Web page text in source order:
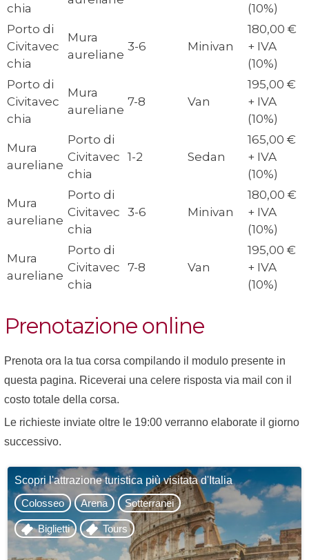
chia
(10%)
Porto di
Civitavec
chia
Mura
aureliane
3-6 Minivan
180,00 €
+ IVA
(10%)
Porto di
Civitavec
chia
Mura
aureliane
7-8 Van
195,00 €
+ IVA
(10%)
Mura
aureliane
Porto di
Civitavec
chia
1-2 Sedan
165,00 €
+ IVA
(10%)
Mura
aureliane
Porto di
Civitavec
chia
3-6 Minivan
180,00 €
+ IVA
(10%)
Mura
aureliane
Porto di
Civitavec
chia
7-8 Van
195,00 €
+ IVA
(10%)
Prenotazione online
Prenota ora la tua corsa compilando il modulo presente in
questa pagina. Riceverai una celere risposta via mail con il
costo totale della corsa.
Le richieste inviate oltre le 19:00 verranno elaborate il giorno
successivo.
Scopri l'attrazione turistica più visitata d'Italia
Colosseo
Arena Sotterranei
Biglietti Tours